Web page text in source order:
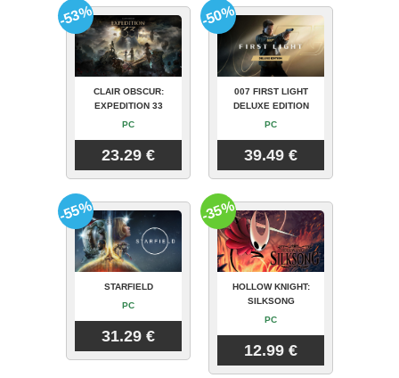
CLAIR OBSCUR:
EXPEDITION 33
PC
23.29 €
-53%
007 FIRST LIGHT
DELUXE EDITION
PC
39.49 €
-50%
STARFIELD
PC
31.29 €
-55%
HOLLOW KNIGHT:
SILKSONG
PC
12.99 €
-35%